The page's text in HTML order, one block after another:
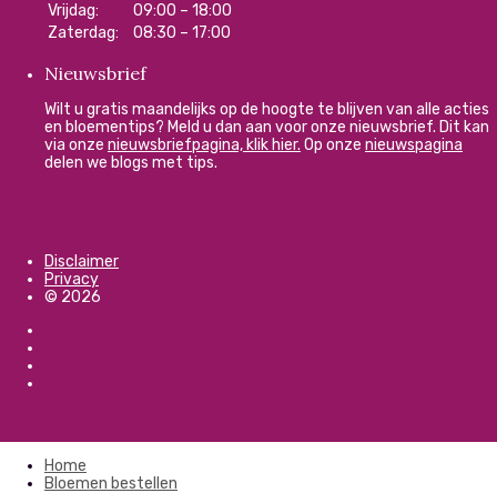
Vrijdag:
09:00 – 18:00
Zaterdag:
08:30 – 17:00
Nieuwsbrief
Wilt u gratis maandelijks op de hoogte te blijven van alle acties
en bloementips? Meld u dan aan voor onze nieuwsbrief. Dit kan
via onze nieuwsbriefpagina, klik hier. Op onze nieuwspagina
delen we blogs met tips.
Disclaimer
Privacy
© 2026
Home
Bloemen bestellen